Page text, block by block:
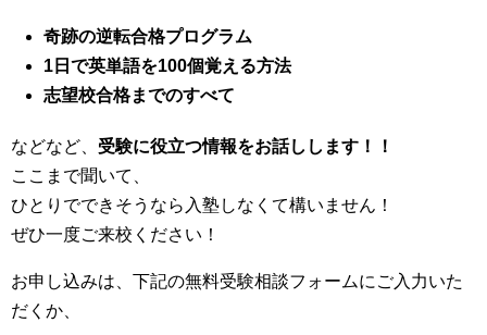
奇跡の逆転合格プログラム
1日で英単語を100個覚える方法
志望校合格までのすべて
などなど、 受験に役立つ情報をお話しします！！
ここまで聞いて、
ひとりでできそうなら入塾しなくて構いません！
ぜひ一度ご来校ください！
お申し込みは、下記の無料受験相談フォームにご入力いた
だくか、